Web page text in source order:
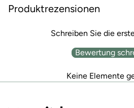
Produktrezensionen
Schreiben Sie die
Bewertung
Keine Elemente